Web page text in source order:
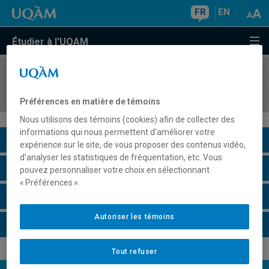
FR EN
Étudier à l'UQAM
COURS//
Description du cours
Horaire - Été 2026
Préférences en matière de témoins
Nous utilisons des témoins (cookies) afin de collecter des
informations qui nous permettent d’améliorer votre
expérience sur le site, de vous proposer des contenus vidéo,
d’analyser les statistiques de fréquentation, etc. Vous
pouvez personnaliser votre choix en sélectionnant
« Préférences ».
Tout refuser
Autoriser les témoins